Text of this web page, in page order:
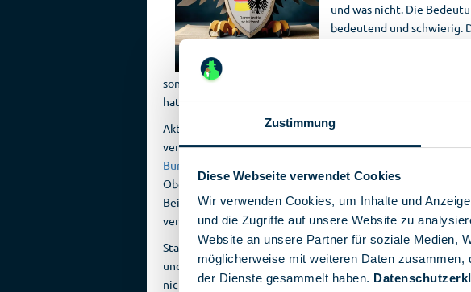
Zustimmung
Diese Webseite verwendet Cookies
Wir verwenden Cookies, um Inhalte und
und die Zugriffe auf unsere Website zu
Website an unsere Partner für soziale Medien,
möglicherweise mit weiteren Daten
der Dienste gesammelt haben.
und was nicht. Die
bedeutend und schwierig.
sondern Absicht. Denn auch der Blick darauf, was eine
hat sich verändert.
Aktuelle Beispiele für verfassungsfeindliche Bestrebungen
verfassungsfeindlichen Strömungen innerhalb der AfD
Bundesamtes für Verfassungsschutz (BfV)
Oberverwaltungsgericht in dem Verhalten eines
Beiträge der Neuen Rechten geliked hatte. Er habe durch
verharmlosenden Beiträge gegen seine Pflicht zur
Staatliche Beobachtungsziele sind zunehmend
und islamistischer Terrorismus. Doch ist auch ein Bürger
nicht verfassungstreu ist? Wo liegen heute die roten Linien?